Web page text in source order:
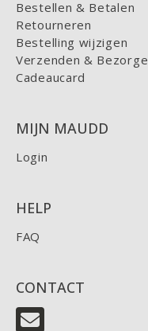
Bestellen & Betalen
Retourneren
Bestelling wijzigen
Verzenden &
Cadeaucard
MIJN MAUDD
Login
HELP
FAQ
CONTACT